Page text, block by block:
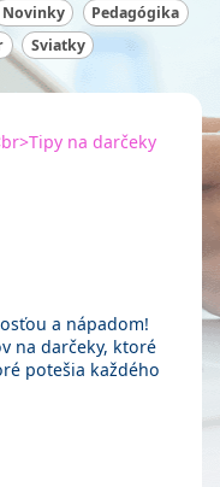
Novinky
Pedagógika
Sviatky
a nápadom!
na darčeky, ktoré
potešia každého